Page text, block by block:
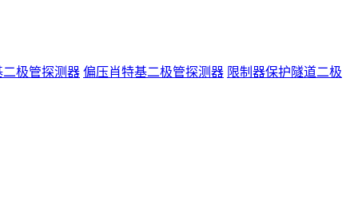
极管探测器 偏压肖特基二极管探测器 限制器保护隧道二极